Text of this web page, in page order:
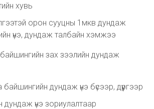
хувь
орон сууцны 1мкв дундаж
үнэ, дундаж талбайн хэмжээ
зах зээлийн дундаж
дундаж үнэ бүсээр, дүүргээр
дундаж үнэ зориулалтаар